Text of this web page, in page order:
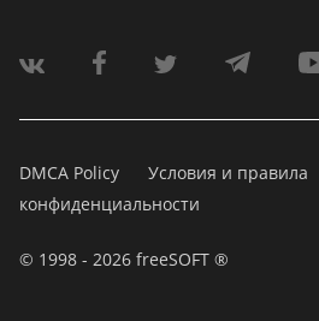
DMCA Policy Условия и правила
конфиденциальности
© 1998 - 2026 freeSOFT ®